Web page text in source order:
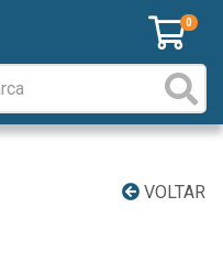
0
VOLTAR